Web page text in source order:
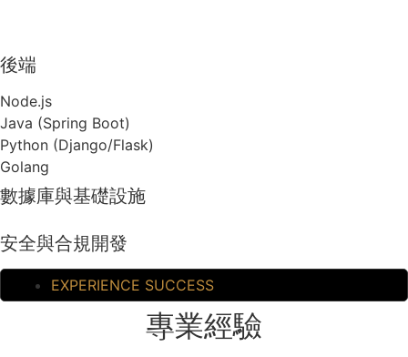
後端
Node.js
Java (Spring Boot)
Python (Django/Flask)
Golang
數據庫與基礎設施
安全與合規開發
EXPERIENCE SUCCESS
專業經驗